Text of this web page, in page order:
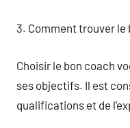
3. Comment trouver le
Choisir le bon coach
ses objectifs. Il est
qualifications et de